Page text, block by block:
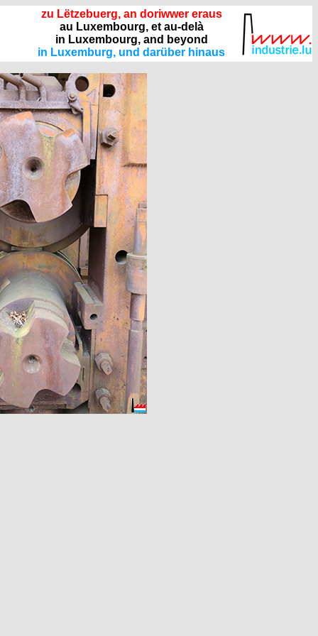
zu Lëtzebuerg, an doriwwer eraus
au Luxembourg, et au-delà
in Luxembourg, and beyond
in Luxemburg, und darüber hinaus